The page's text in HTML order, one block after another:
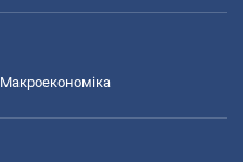
Макроекономіка